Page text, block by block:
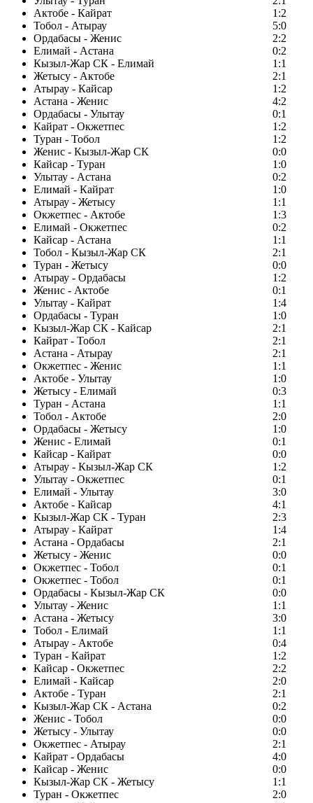
Актобе - Кайрат
1:2
Тобол - Атырау
5:0
Ордабасы - Женис
2:2
Елимай - Астана
0:2
Кызыл-Жар СК - Елимай
1:1
Жетысу - Актобе
2:1
Атырау - Кайсар
1:2
Астана - Женис
4:2
Ордабасы - Улытау
0:1
Кайрат - Окжетпес
1:2
Туран - Тобол
1:2
Женис - Кызыл-Жар СК
0:0
Кайсар - Туран
1:0
Улытау - Астана
0:2
Елимай - Кайрат
1:0
Атырау - Жетысу
1:1
Окжетпес - Актобе
1:3
Елимай - Окжетпес
0:2
Кайсар - Астана
1:1
Тобол - Кызыл-Жар СК
2:1
Туран - Жетысу
0:0
Атырау - Ордабасы
1:2
Женис - Актобе
0:1
Улытау - Кайрат
1:4
Ордабасы - Туран
1:0
Кызыл-Жар СК - Кайсар
2:1
Кайрат - Тобол
2:1
Астана - Атырау
2:1
Окжетпес - Женис
1:1
Актобе - Улытау
1:0
Жетысу - Елимай
0:3
Туран - Астана
1:1
Тобол - Актобе
2:0
Ордабасы - Жетысу
1:0
Женис - Елимай
0:1
Кайсар - Кайрат
0:0
Атырау - Кызыл-Жар СК
1:2
Улытау - Окжетпес
0:1
Елимай - Улытау
3:0
Актобе - Кайсар
4:1
Кызыл-Жар СК - Туран
2:3
Атырау - Кайрат
1:4
Астана - Ордабасы
2:1
Жетысу - Женис
0:0
Окжетпес - Тобол
0:1
Окжетпес - Тобол
0:1
Ордабасы - Кызыл-Жар СК
0:0
Улытау - Женис
1:1
Астана - Жетысу
3:0
Тобол - Елимай
1:1
Атырау - Актобе
0:4
Туран - Кайрат
1:2
Кайсар - Окжетпес
2:2
Елимай - Кайсар
2:0
Актобе - Туран
2:1
Кызыл-Жар СК - Астана
0:2
Женис - Тобол
0:0
Жетысу - Улытау
0:0
Окжетпес - Атырау
2:1
Кайрат - Ордабасы
4:0
Кайсар - Женис
0:0
Кызыл-Жар СК - Жетысу
1:1
Туран - Окжетпес
2:0